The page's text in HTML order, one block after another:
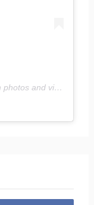
and videos